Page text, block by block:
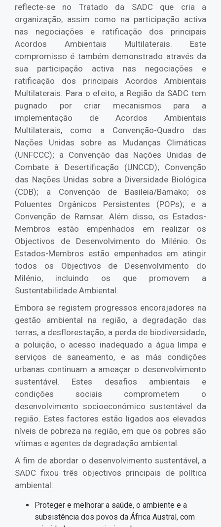
reflecte-se no Tratado da SADC que cria a
organização, assim como na participação activa
nas negociações e ratificação dos principais
Acordos Ambientais Multilaterais. Este
compromisso é também demonstrado através da
sua participação activa nas negociações e
ratificação dos principais Acordos Ambientais
Multilaterais. Para o efeito, a Região da SADC tem
pugnado por criar mecanismos para a
implementação de Acordos Ambientais
Multilaterais, como a Convenção-Quadro das
Nações Unidas sobre as Mudanças Climáticas
(UNFCCC); a Convenção das Nações Unidas de
Combate à Desertificação (UNCCD); Convenção
das Nações Unidas sobre a Diversidade Biológica
(CDB); a Convenção de Basileia/Bamako; os
Poluentes Orgânicos Persistentes (POPs); e a
Convenção de Ramsar. Além disso, os Estados-
Membros estão empenhados em realizar os
Objectivos de Desenvolvimento do Milénio. Os
Estados-Membros estão empenhados em atingir
todos os Objectivos de Desenvolvimento do
Milénio, incluindo os que promovem a
Sustentabilidade Ambiental.
Embora se registem progressos encorajadores na
gestão ambiental na região, a degradação das
terras, a desflorestação, a perda de biodiversidade,
a poluição, o acesso inadequado a água limpa e
serviços de saneamento, e as más condições
urbanas continuam a ameaçar o desenvolvimento
sustentável. Estes desafios ambientais e
condições sociais comprometem o
desenvolvimento socioeconómico sustentável da
região. Estes factores estão ligados aos elevados
níveis de pobreza na região, em que os pobres são
vítimas e agentes da degradação ambiental.
A fim de abordar o desenvolvimento sustentável, a
SADC fixou três objectivos principais de política
ambiental:
Proteger e melhorar a saúde, o ambiente e a
subsistência dos povos da África Austral, com